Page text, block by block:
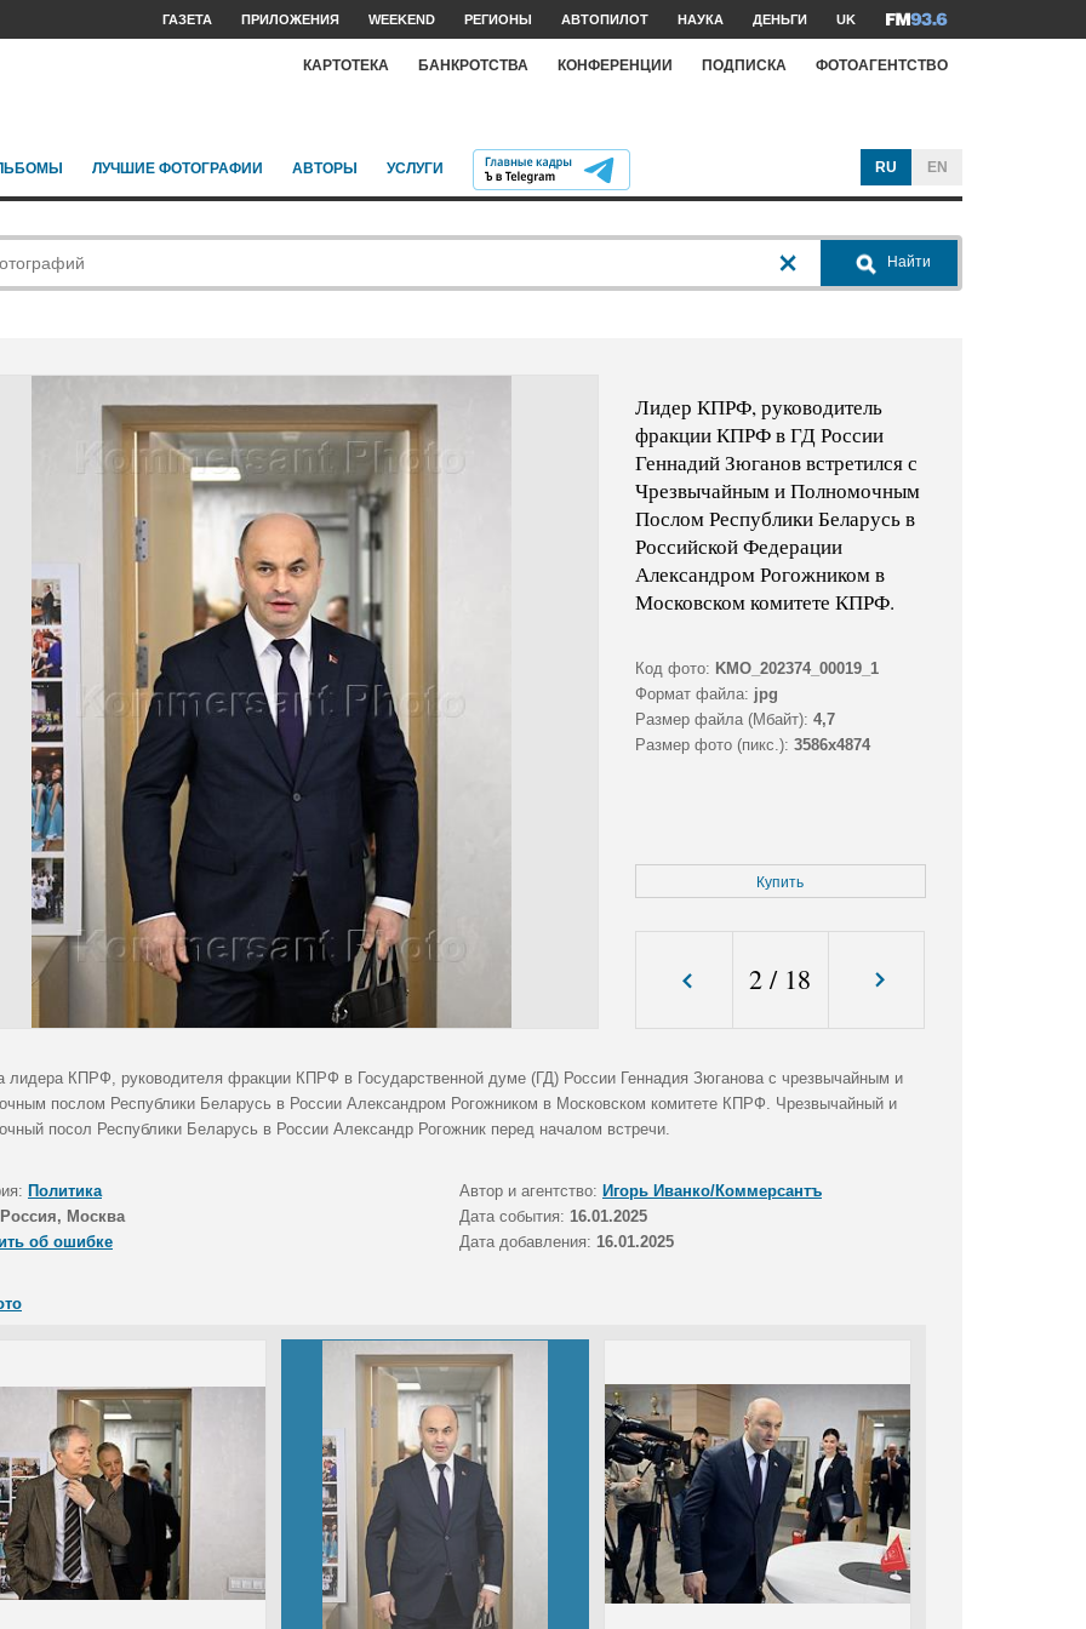
ГАЗЕТА ПРИЛОЖЕНИЯ WEEKEND РЕГИОНЫ АВТОПИЛОТ НАУКА ДЕНЬГИ UK
КАРТОТЕКА БАНКРОТСТВА КОНФЕРЕНЦИИ ПОДПИСКА ФОТОАГЕНТСТВО
ЛУЧШИЕ ФОТОГРАФИИ АВТОРЫ УСЛУГИ RU EN
Найти
Лидер КПРФ, руководитель
фракции КПРФ в ГД России
Геннадий Зюганов встретился с
Чрезвычайным и Полномочным
Послом Республики Беларусь в
Российской Федерации
Александром Рогожником в
Московском комитете КПРФ.
Код фото: KMO_202374_00019_1
Формат файла: jpg
Размер файла (Мбайт): 4,7
Размер фото (пикс.): 3586x4874
Купить
2 / 18
лидера КПРФ, руководителя фракции КПРФ в Государственной думе (ГД) России Геннадия Зюганова с чрезвычайным и
послом Республики Беларусь в России Александром Рогожником в Московском комитете КПРФ. Чрезвычайный и
посол Республики Беларусь в России Александр Рогожник перед началом встречи.
Политика Автор и агентство: Игорь Иванко/Коммерсантъ
Россия, Москва Дата события: 16.01.2025
об ошибке
Дата добавления: 16.01.2025